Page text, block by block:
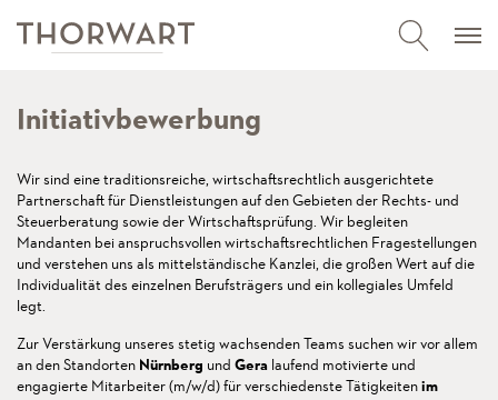
Initiativbewerbung
Wir sind eine traditionsreiche, wirtschaftsrechtlich ausgerichtete
Partnerschaft für Dienstleistungen auf den Gebieten der Rechts- und
Steuerberatung sowie der Wirtschaftsprüfung. Wir begleiten
Mandanten bei anspruchsvollen wirtschaftsrechtlichen Fragestellungen
und verstehen uns als mittelständische Kanzlei, die großen Wert auf die
Individualität des einzelnen Berufsträgers und ein kollegiales Umfeld
legt.
Zur Verstärkung unseres stetig wachsenden Teams suchen wir vor allem
an den Standorten Nürnberg und Gera laufend motivierte und
engagierte Mitarbeiter (m/w/d) für verschiedenste Tätigkeitenim